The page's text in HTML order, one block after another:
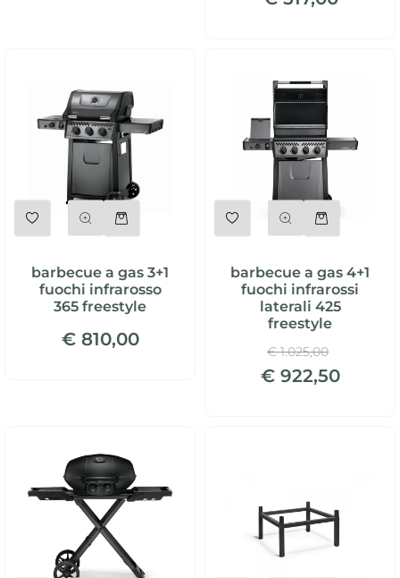
barbecue a gas 3+1
fuochi infrarosso
365 freestyle
€ 810,00
barbecue a gas 4+1
fuochi infrarossi
laterali 425
freestyle
€ 1.025,00
€ 922,50